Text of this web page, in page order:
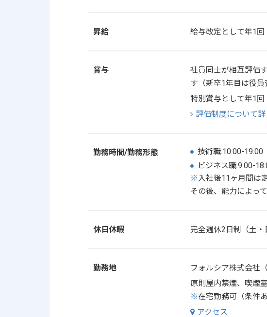
昇給 給与改定として年1回
賞与
社員同士が相互評価
す（新卒1年目は役員
特別賞与として年1回
評価制度について
勤務時間/勤務形態 技術職:10:00-19:00
ビジネス職:9:00-
※入社後11ヶ月間は
その後、能力によっ
休日休暇 完全週休2日制（土
勤務地
フォルシア株式会社
原則屋内禁煙、喫煙
※在宅勤務可（条件
アクセス